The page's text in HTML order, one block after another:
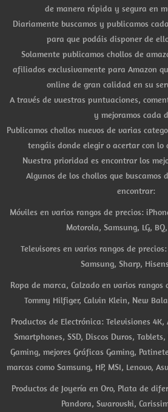
de manera rápida y segura en
Diariamente buscamos y publicamos
para que podáis disponer de
Solamente publicamos chollos de
afiliados exclusivamente para Amazon
online de gran calidad en su
A través de vuestras puntuaciones,
y mejoramos cada
Publicamos chollos nuevos de varias
tengáis donde elegir o acertar con lo
Nuestra prioridad es encontrar los
Algunos de los chollos que buscamos
encontrar:
Móviles en varios rangos de precios:
Motorola, Samsung, LG,
Televisores en varios rangos de
Samsung, Sharp,
Ropa de marca, Calzado en varios rangos
Tommy Hilfiger, Calvin Klein, New
Productos de Electrónica: Televisiones
Smartphones, SSD, Discos Duros,
Gaming, mejores Gráficas Gaming,
marcas como Samsung, HP, MSI, Lenovo,
Productos de Joyería en Oro, Plata de
Pandora, Swarovski,